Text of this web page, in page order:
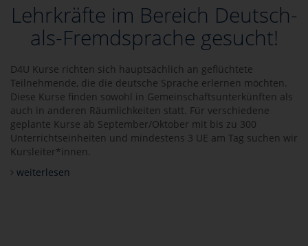
Lehrkräfte im Bereich Deutsch-
als-Fremdsprache gesucht!
D4U Kurse richten sich hauptsächlich an geflüchtete
Teilnehmende, die die deutsche Sprache erlernen möchten.
Diese Kurse finden sowohl in Gemeinschaftsunterkünften als
auch in anderen Räumlichkeiten statt. Für verschiedene
geplante Kurse ab September/Oktober mit bis zu 300
Unterrichtseinheiten und mindestens 3 UE am Tag suchen wir
Kursleiter*innen.
weiterlesen